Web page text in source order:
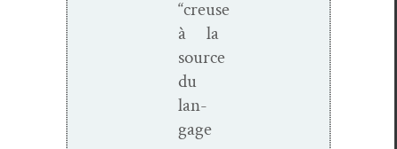
“creuse
à la
source
du
lan­
gage